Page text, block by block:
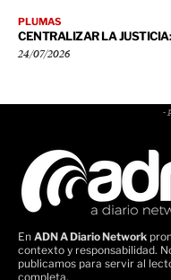
PLUMAS
CENTRALIZAR LA
24/07/2026
-
En ADN A Diario Network
contexto y responsabilidad.
publicamos para servir al
completa.